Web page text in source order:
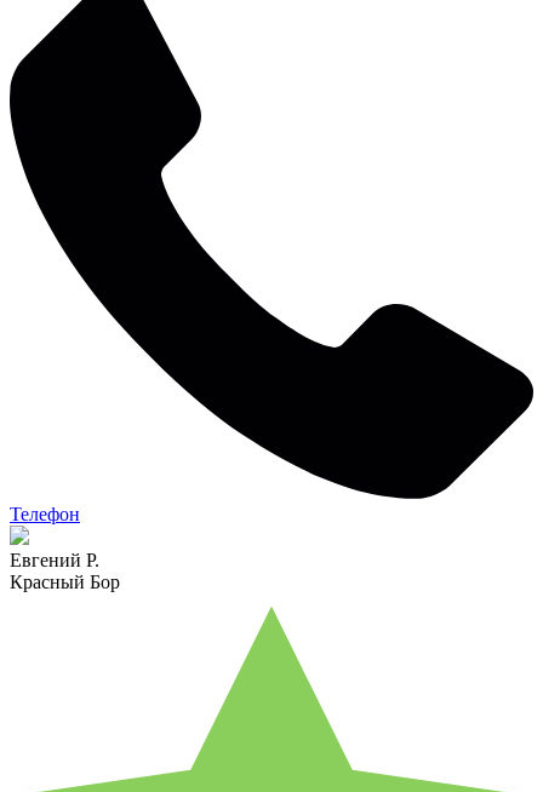
Телефон
Евгений Р.
Красный Бор